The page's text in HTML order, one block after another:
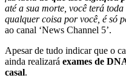
até a sua morte, você terá
qualquer coisa por você, é só
ao canal ‘News Channel 5’.
Apesar de tudo indicar que o
ainda realizará exames de
casal.